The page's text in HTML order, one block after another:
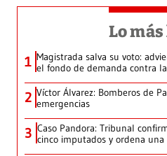
Lo
1 Magistrada salva su voto:
el fondo de demanda contra
2 Víctor Álvarez: Bomberos de
emergencias
3 Caso Pandora: Tribunal
cinco imputados y ordena